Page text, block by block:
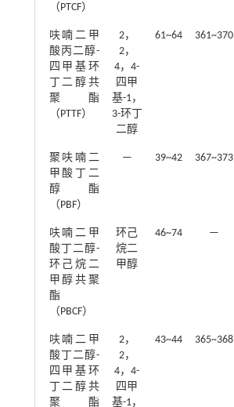
（PTCF）
呋喃二甲
酸丙二醇-
四甲基环
丁二醇共
聚酯
（PTTF）
2，
2，
4，4-
四甲
基-1，
3-环丁
二醇
61~64 361~370
聚呋喃二
甲酸丁二
醇酯
（PBF）
— 39~42 367~373
呋喃二甲
酸丁二醇-
环己烷二
甲醇共聚
酯
（PBCF）
环己
烷二
甲醇
46~74 —
呋喃二甲
酸丁二醇-
四甲基环
丁二醇共
聚酯
2，
2，
4，4-
四甲
基-1，
43~44 365~368